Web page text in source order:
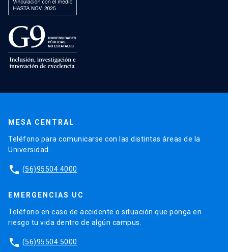
MESA CENTRAL
Teléfono para comunicarse con las distintas áreas de la
Universidad.
phone (56)95504 4000
EMERGENCIAS UC
Teléfono en caso de accidente o situación que ponga en
riesgo tu vida dentro de algún campus.
phone (56)95504 5000